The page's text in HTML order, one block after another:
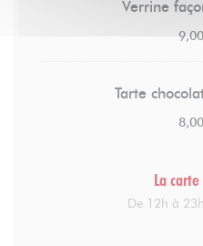
Verrine
Tarte
La
De 12h à